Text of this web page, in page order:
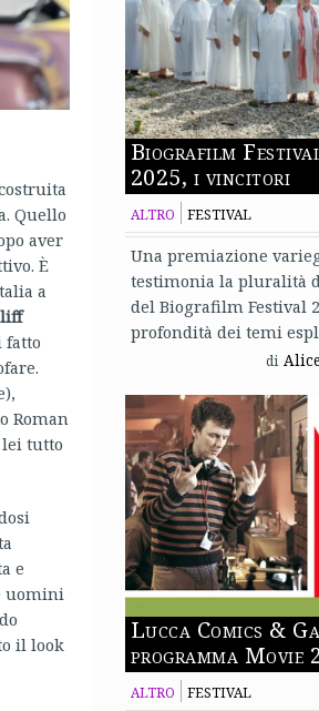
Quello
aver
È
a
fatto
Roman
tutto
e
uomini
il look
Biografilm
2025, i vincitori
ALTRO FESTIVAL
Una premiazione
testimonia la pluralità
del Biografilm Festival
profondità dei temi
di
Lucca Comics &
programma Movie
ALTRO FESTIVAL